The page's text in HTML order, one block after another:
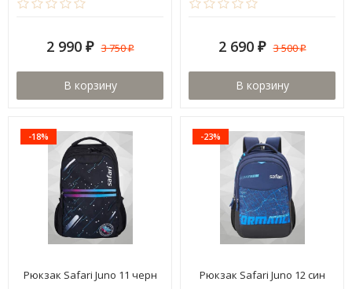
2 990 ₽ 3 750₽
В корзину
2 690 ₽ 3 500₽
В корзину
-18%
Рюкзак Safari Juno 11 черн
-23%
Рюкзак Safari Juno 12 син